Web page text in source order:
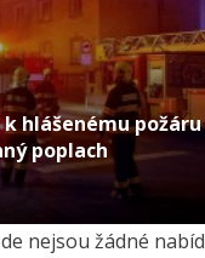
hlášenému
poplach
nejsou žádné